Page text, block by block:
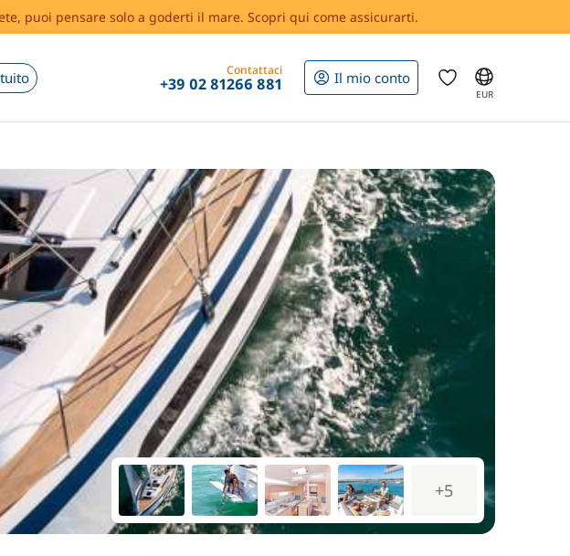
puoi pensare solo a goderti il mare. Scopri qui come assicurarti.
Contattaci
+39 02 81266 881 Il mio conto
EUR
+5